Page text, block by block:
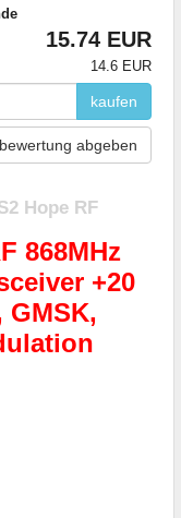
15.74 EUR
14.6 EUR
kaufen
abgeben
Hope RF
868MHz
+20
GMSK,